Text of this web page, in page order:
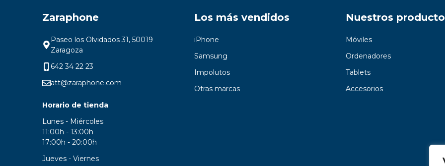
Zaraphone
Paseo los Olvidados 31, 50019
Zaragoza
642 34 22 23
att@zaraphone.com
Horario de tienda
Lunes - Miércoles
11:00h - 13:00h
17:00h - 20:00h
Jueves - Viernes
Los más vendidos
iPhone
Samsung
Impolutos
Otras marcas
Nuestros
Móviles
Ordenadores
Tablets
Accesorios